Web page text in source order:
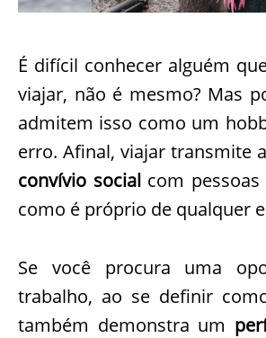
É difícil conhecer alguém
viajar, não é mesmo? Mas
admitem isso como um
erro. Afinal, viajar transmite
convívio social com pessoas
como é próprio de qualquer
Se você procura uma
trabalho, ao se definir
também demonstra um